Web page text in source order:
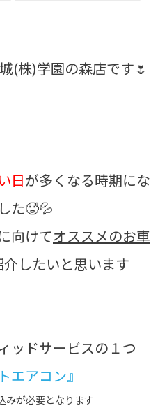
(株)学園の森店です🌷
日が多くなる時期にな
た🥵💦
向けてオススメのお車
したいと思います
ッドサービスの１つ
エアコン』
みが必要となります